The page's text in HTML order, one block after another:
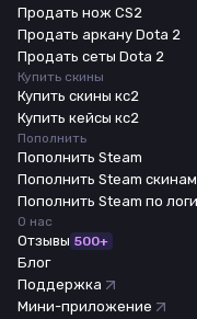
Продать нож CS2
Продать аркану Dota 2
Продать сеты Dota 2
Купить скины
Купить скины кс2
Купить кейсы кс2
Пополнить
Пополнить Steam
Пополнить Steam
Пополнить Steam по
О нас
Отзывы 500+
Блог
Поддержка
Мини-приложение